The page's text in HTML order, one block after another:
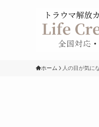
ホーム 人の目が気に